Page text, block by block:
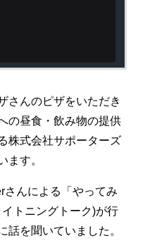
さんのピザをいただき
の昼食・飲み物の提供
株式会社サポーターズ
ます。
さんによる「やってみ
トニングトーク)が行
話を聞いていました。